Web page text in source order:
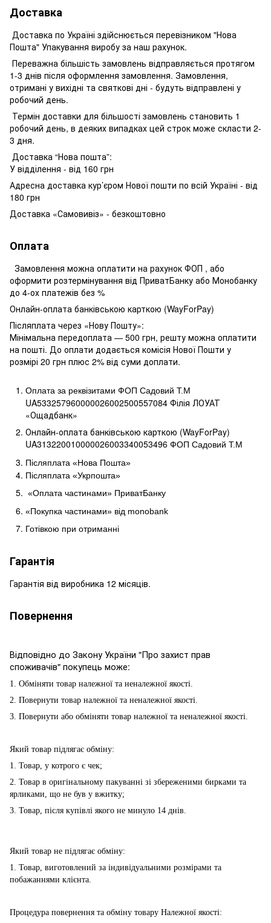
Доставка
Доставка по Україні здійснюється перевізником "Нова
Пошта" Упакування виробу за наш рахунок.
Переважна більшість замовлень відправляється протягом
1-3 днів після оформлення замовлення. Замовлення,
отримані у вихідні та святкові дні - будуть відправлені у
робочий день.
Термін доставки для більшості замовлень становить 1
робочий день, в деяких випадках цей строк може скласти 2-
3 дня.
Доставка “Нова пошта”:
У відділення - від 160 грн
Адресна доставка кур’єром Нової пошти по всій Україні - від
180 грн
Доставка «Самовивіз» - безкоштовно
Оплата
Замовлення можна оплатити на рахунок ФОП , або
оформити розтермінування від ПриватБанку або Монобанку
до 4-ох платежів без %
Онлайн-оплата банківською карткою (WayForPay)
Післяплата через «Нову Пошту»:
Мінімальна передоплата — 500 грн, решту можна оплатити
на пошті. До оплати додається комісія Нової Пошти у
розмірі 20 грн плюс 2% від суми доплати.
Оплата за реквізитами ФОП Садовий Т.М
UA533257960000026002500557084 Філія ЛОУАТ
«Ощадбанк»
Онлайн-оплата банківською карткою (WayForPay)
UA313220010000026003340053496 ФОП Садовий Т.М
Післяплата «Нова Пошта»
Післяплата «Укрпошта»
«Оплата частинами» ПриватБанку
«Покупка частинами» від monobank
Готівкою при отриманні
Гарантія
Гарантія від виробника 12 місяців.
Повернення
Відповідно до Закону України "Про захист прав
споживачів" покупець може:
1. Обміняти товар належної та неналежної якості.
2. Повернути товар належної та неналежної якості.
3. Повернути або обміняти товар належної та неналежної якості.
Який товар підлягає обміну:
1. Товар, у котрого є чек;
2. Товар в оригінальному пакуванні зі збереженими бирками та
ярликами, що не був у вжитку;
3. Товар, після купівлі якого не минуло 14 днів.
Який товар не підлягає обміну:
1. Товар, виготовлений за індивідуальними розмірами та
побажаннями клієнта.
Процедура повернення та обміну товару Належної якості: